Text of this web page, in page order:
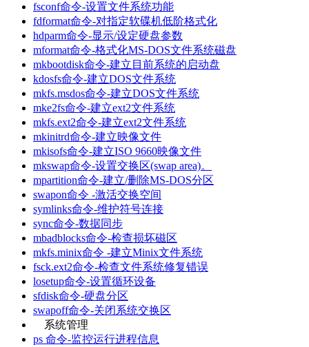
fsconf命令-设置文件系统功能
fdformat命令-对指定软碟机低阶格式化
hdparm命令-显示/设定硬盘参数
mformat命令-格式化MS-DOS文件系统磁盘
mkbootdisk命令-建立目前系统的启动盘
kdosfs命令-建立DOS文件系统
mkfs.msdos命令-建立DOS文件系统
mke2fs命令-建立ext2文件系统
mkfs.ext2命令-建立ext2文件系统
mkinitrd命令-建立映像文件
mkisofs命令-建立ISO 9660映像文件
mkswap命令-设置交换区(swap area)。
mpartition命令-建立/删除MS-DOS分区
swapon命令 -激活交换空间
symlinks命令-维护符号连接
sync命令-数据同步
mbadblocks命令-检查损坏磁区
mkfs.minix命令 -建立Minix文件系统
fsck.ext2命令-检查文件系统修复错误
losetup命令-设置循环设备
sfdisk命令-硬盘分区
swapoff命令-关闭系统交换区
系统管理
ps 命令-监控运行进程信息